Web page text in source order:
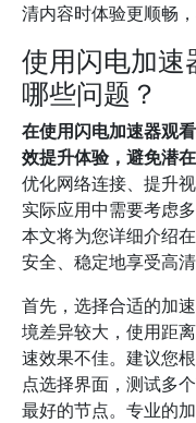
清内容时体验更顺畅
使用闪电加速
哪些问题？
在使用闪电加速器观
效提升体验，避免潜
优化网络连接、提升
实际应用中需要考虑
本文将为您详细介绍
安全、稳定地享受高
首先，选择合适的加
境差异较大，使用距
速效果不佳。建议您
点选择界面，测试多
最好的节点。专业的